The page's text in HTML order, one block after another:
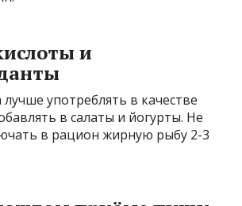
и
употреблять в качестве
в салаты и йогурты. Не
в рацион жирную рыбу 2-3